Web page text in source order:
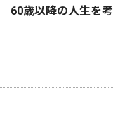
60歳以降の人生を考